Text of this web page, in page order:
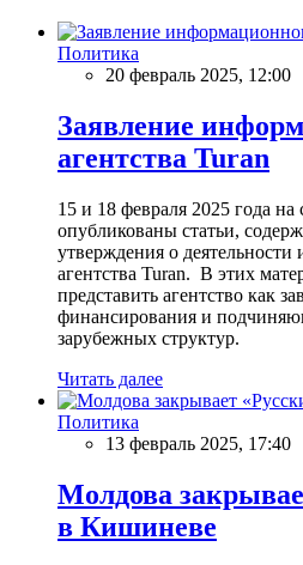
Политика
20 февраль 2025, 12:00
Заявление
агентства Turan
15 и 18 февраля 2025 года на
опубликованы статьи,
утверждения о
агентства Turan. В этих
представить агентство как
финансирования и
зарубежных структур.
Читать далее
Политика
13 февраль 2025, 17:40
Молдова
в Кишиневе